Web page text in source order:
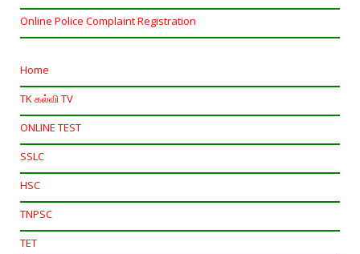
Online Police Complaint Registration
Home
TK கல்வி TV
ONLINE TEST
SSLC
HSC
TNPSC
TET